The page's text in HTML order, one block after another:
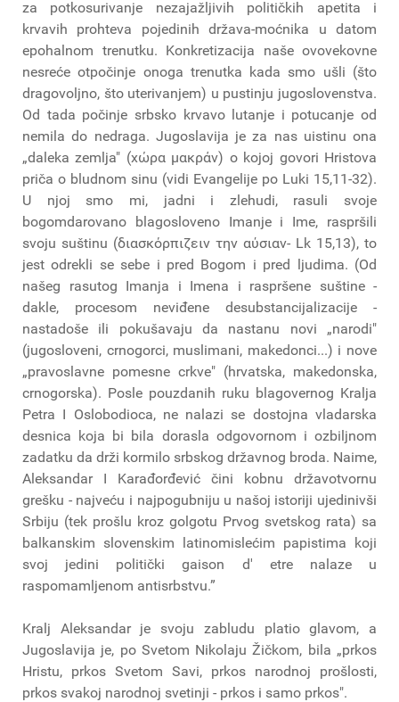
za potkosurivanje nezajažljivih političkih apetita i
krvavih prohteva pojedinih država-moćnika u datom
epohalnom trenutku. Konkretizacija naše ovovekovne
nesreće otpočinje onoga trenutka kada smo ušli (što
dragovoljno, što uterivanjem) u pustinju jugoslovenstva.
Od tada počinje srbsko krvavo lutanje i potucanje od
nemila do nedraga. Jugoslavija je za nas uistinu ona
„daleka zemlja" (χώρα μακράν) o kojoj govori Hristova
priča o bludnom sinu (vidi Evangelije po Luki 15,11-32).
U njoj smo mi, jadni i zlehudi, rasuli svoje
bogomdarovano blagosloveno Imanje i Ime, raspršili
svoju suštinu (διασκόρπιζειν την αύσιαν- Lk 15,13), to
jest odrekli se sebe i pred Bogom i pred ljudima. (Od
našeg rasutog Imanja i Imena i raspršene suštine -
dakle, procesom neviđene desubstancijalizacije -
nastadoše ili pokušavaju da nastanu novi „narodi"
(jugosloveni, crnogorci, muslimani, makedonci...) i nove
„pravoslavne pomesne crkve" (hrvatska, makedonska,
crnogorska). Posle pouzdanih ruku blagovernog Kralja
Petra I Oslobodioca, ne nalazi se dostojna vladarska
desnica koja bi bila dorasla odgovornom i ozbiljnom
zadatku da drži kormilo srbskog državnog broda. Naime,
Aleksandar I Karađorđević čini kobnu državotvornu
grešku - najveću i najpogubniju u našoj istoriji ujedinivši
Srbiju (tek prošlu kroz golgotu Prvog svetskog rata) sa
balkanskim slovenskim latinomislećim papistima koji
svoj jedini politički gaison d' etre nalaze u
raspomamljenom antisrbstvu.”
Kralj Aleksandar je svoju zabludu platio glavom, a
Jugoslavija je, po Svetom Nikolaju Žičkom, bila „prkos
Hristu, prkos Svetom Savi, prkos narodnoj prošlosti,
prkos svakoj narodnoj svetinji - prkos i samo prkos".